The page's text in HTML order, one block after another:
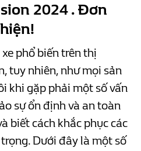
2024 . Đơn
phổ biến trên thị
tuy nhiên, như mọi sản
khi gặp phải một số vấn
sự ổn định và an toàn
biết cách khắc phục các
Dưới đây là một số